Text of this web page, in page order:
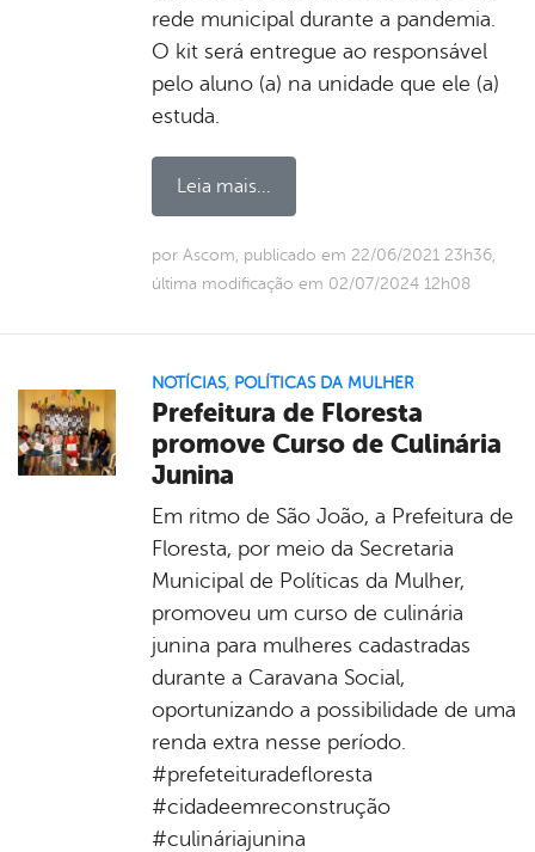
rede municipal durante a pandemia.
O kit será entregue ao responsável
pelo aluno (a) na unidade que ele (a)
estuda.
Leia mais...
por Ascom, publicado em 22/06/2021 23h36,
última modificação em 02/07/2024 12h08
NOTÍCIAS, POLÍTICAS DA MULHER
Prefeitura de Floresta
promove Curso de Culinária
Junina
Em ritmo de São João, a Prefeitura de
Floresta, por meio da Secretaria
Municipal de Políticas da Mulher,
promoveu um curso de culinária
junina para mulheres cadastradas
durante a Caravana Social,
oportunizando a possibilidade de uma
renda extra nesse período.
#prefeteituradefloresta
#cidadeemreconstrução
#culináriajunina